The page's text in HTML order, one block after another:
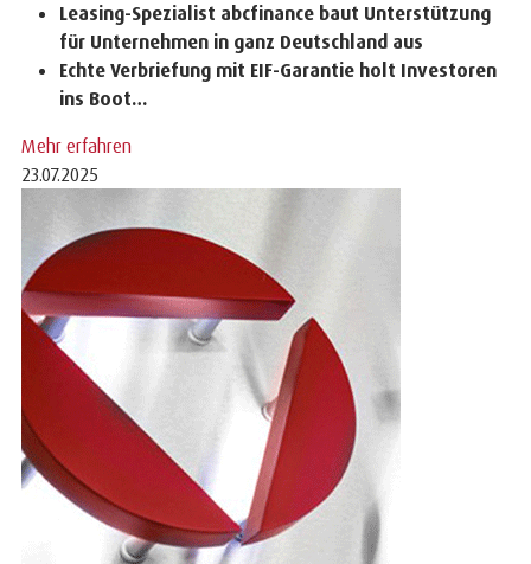
Leasing-Spezialist abcfinance baut Unterstützung
für Unternehmen in ganz Deutschland aus
Echte Verbriefung mit EIF-Garantie holt Investoren
ins Boot…
Mehr erfahren
23.07.2025